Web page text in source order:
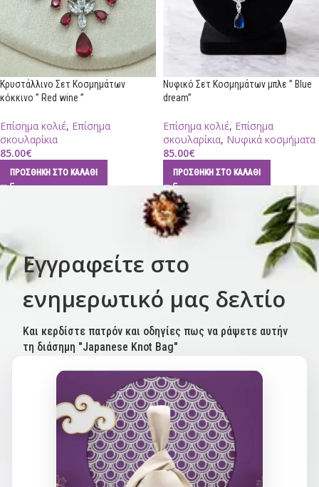
Κρυστάλλινο Σετ Κοσμημάτων
κόκκινο ” Red wine ”
Επίσημα κολιέ, Επίσημα
σκουλαρίκια
85.00€
ΠΡΟΣΘΉΚΗ ΣΤΟ ΚΑΛΆΘΙ
Νυφικό Σετ Κοσμημάτων μπλε ” Blue
dream”
Επίσημα κολιέ, Επίσημα
σκουλαρίκια, Νυφικά κοσμήματα
85.00€
ΠΡΟΣΘΉΚΗ ΣΤΟ ΚΑΛΆΘΙ
Εγγραφείτε στο
ενημερωτικό μας δελτίο
Και κερδίστε πατρόν και οδηγίες πως να ράψετε αυτήν
τη διάσημη "Japanese Knot Bag"